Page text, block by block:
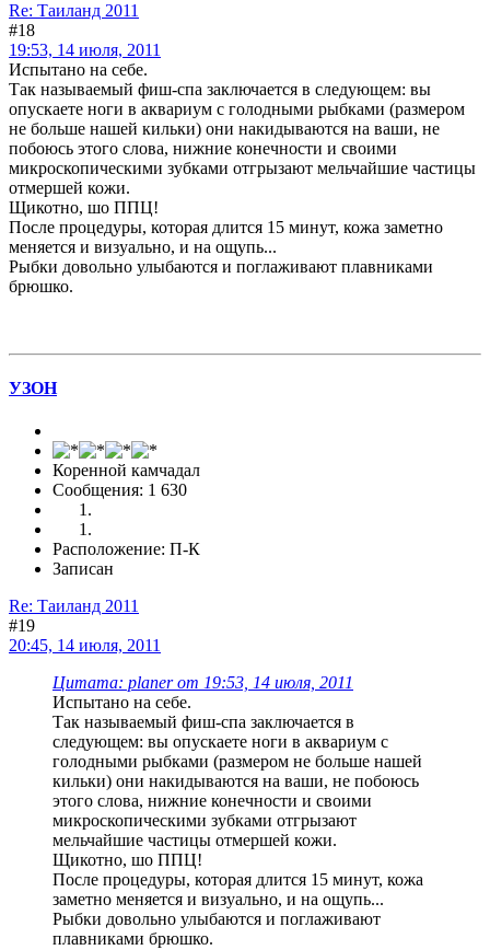
Re: Таиланд 2011
#18
19:53, 14 июля, 2011
Испытано на себе.
Так называемый фиш-спа заключается в следующем: вы
опускаете ноги в аквариум с голодными рыбками (размером
не больше нашей кильки) они накидываются на ваши, не
побоюсь этого слова, нижние конечности и своими
микроскопическими зубками отгрызают мельчайшие частицы
отмершей кожи.
Щикотно, шо ППЦ!
После процедуры, которая длится 15 минут, кожа заметно
меняется и визуально, и на ощупь...
Рыбки довольно улыбаются и поглаживают плавниками
брюшко.
УЗOH
Коренной камчадал
Сообщения: 1 630
Расположение: П-К
Записан
Re: Таиланд 2011
#19
20:45, 14 июля, 2011
Цитата: planer от 19:53, 14 июля, 2011
Испытано на себе.
Так называемый фиш-спа заключается в
следующем: вы опускаете ноги в аквариум с
голодными рыбками (размером не больше нашей
кильки) они накидываются на ваши, не побоюсь
этого слова, нижние конечности и своими
микроскопическими зубками отгрызают
мельчайшие частицы отмершей кожи.
Щикотно, шо ППЦ!
После процедуры, которая длится 15 минут, кожа
заметно меняется и визуально, и на ощупь...
Рыбки довольно улыбаются и поглаживают
плавниками брюшко.